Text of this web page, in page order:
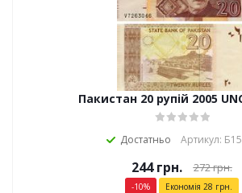
Пакистан 20 рупій 2005
Достатньо Артикул:
244грн. 272грн.
-10% Економія 28 грн.